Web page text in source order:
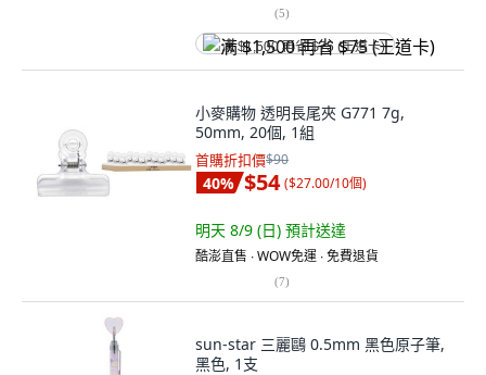
(5)
满 $1,500 再省 $75 (王道卡)
小麥購物 透明長尾夾 G771 7g,
50mm, 20個, 1組
首購折扣價$90
40% $54 ($27.00/10個)
明天 8/9 (日) 預計送達
酷澎直售 ∙ WOW免運 ∙ 免費退貨
(7)
sun-star 三麗鷗 0.5mm 黑色原子筆,
黑色, 1支